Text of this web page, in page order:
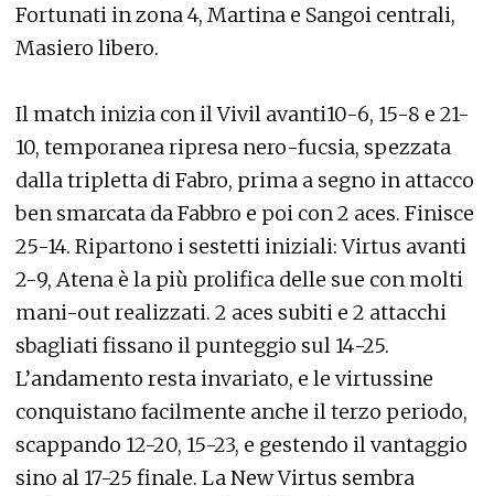
Fortunati in zona 4, Martina e Sangoi centrali,
Masiero libero.
Il match inizia con il Vivil avanti10-6, 15-8 e 21-
10, temporanea ripresa nero-fucsia, spezzata
dalla tripletta di Fabro, prima a segno in attacco
ben smarcata da Fabbro e poi con 2 aces. Finisce
25-14. Ripartono i sestetti iniziali: Virtus avanti
2-9, Atena è la più prolifica delle sue con molti
mani-out realizzati. 2 aces subiti e 2 attacchi
sbagliati fissano il punteggio sul 14-25.
L’andamento resta invariato, e le virtussine
conquistano facilmente anche il terzo periodo,
scappando 12-20, 15-23, e gestendo il vantaggio
sino al 17-25 finale. La New Virtus sembra